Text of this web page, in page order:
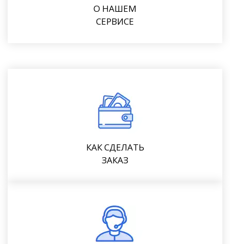
О НАШЕМ
СЕРВИСЕ
КАК СДЕЛАТЬ
ЗАКАЗ